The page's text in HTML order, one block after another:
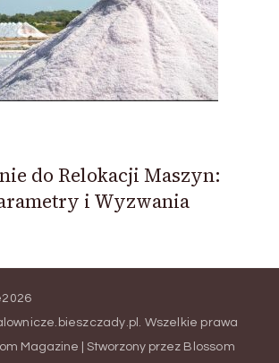
do Relokacji Maszyn:
i Wyzwania
. Wszelkie prawa
Magazine | Stworzony przez Blossom